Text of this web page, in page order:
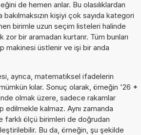
de hemen anlar. Bu olasılıklardan
bakılmaksızın kişiyi çok sayıda kategori
birimle uzun seçim listeleri halinde
bir aramadan kurtarır. Tüm bunları
makinesi üstlenir ve işi bir anda
ayrıca, matematiksel ifadelerin
mümkün kılar. Sonuç olarak, örneğin '26 *
olmak üzere, sadece rakamlar
edilmekle kalmaz. Aynı zamanda
farklı ölçü birimleri de doğrudan
Bu da, örneğin, şu şekilde